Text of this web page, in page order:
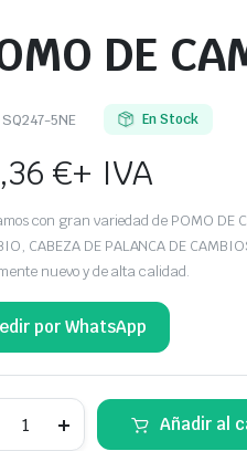
DE
SQ247-5NE En Stock
€+ IVA
con gran variedad de POMO DE
CABEZA DE PALANCA DE
nuevo y de alta calidad.
por WhatsApp
Añadir al